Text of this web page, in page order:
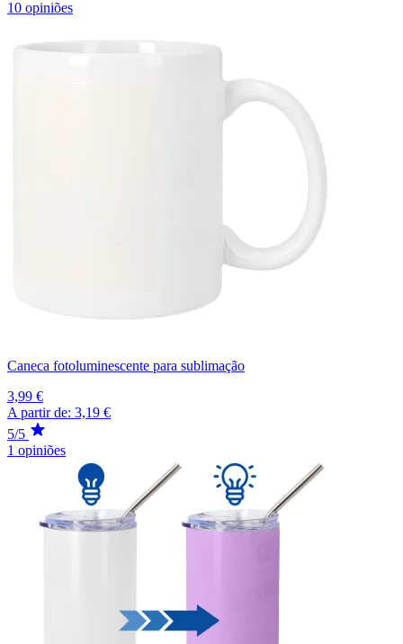
10 opiniões
Caneca fotoluminescente para sublimação
3,99 €
A partir de: 3,19 €
5/5
1 opiniões